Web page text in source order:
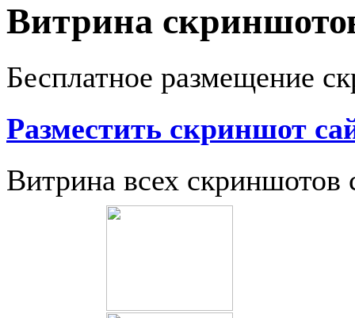
Витрина
Бесплатное размещение
Разместить скриншот
Витрина всех скриншотов